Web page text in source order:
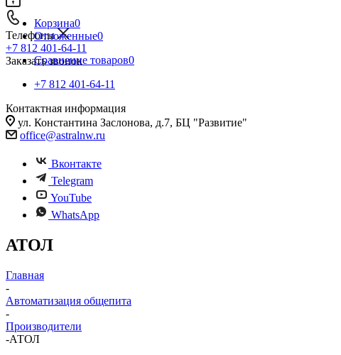
Телефоны
+7 812 401-64-11
Заказать звонок
Корзина0
Отложенные0
Сравнение товаров0
+7 812 401-64-11
Контактная информация
ул. Константина Заслонова, д.7, БЦ "Развитие"
office@astralnw.ru
Вконтакте
Telegram
YouTube
WhatsApp
АТОЛ
Главная
-
Автоматизация общепита
-
Производители
-АТОЛ